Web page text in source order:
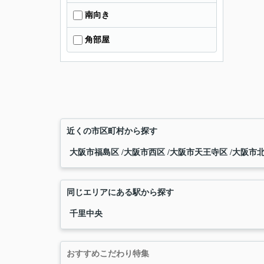
南向き
角部屋
近くの市区町村から探す
大阪市福島区 大阪市西区 大阪市天王寺区 大阪市
同じエリアにある駅から探す
千里中央
おすすめこだわり特集